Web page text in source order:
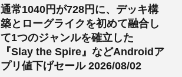
通常1040円が728円に、デッキ構
築とローグライクを初めて融合し
て1つのジャンルを確立した
『Slay the Spire』などAndroidア
プリ値下げセール 2026/08/02